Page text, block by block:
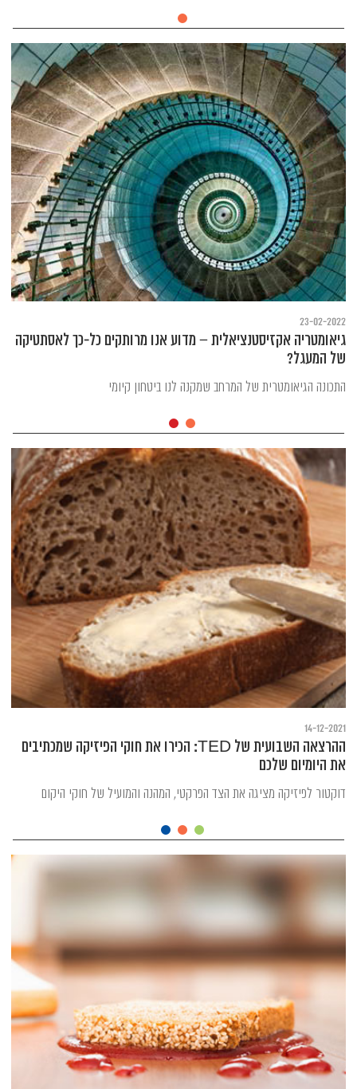
23-02-2022
גיאומטריה אקזיסטנציאלית – מדוע אנו מרותקים כל-כך לאסתטיקה
של המעגל?
התכונה הגיאומטרית של המרחב שמקנה לנו ביטחון קיומי
14-12-2021
ההרצאה השבועית של TED: הכירו את חוקי הפיזיקה שמכתיבים
את היומיום שלכם
דוקטור לפיזיקה מציגה את הצד הפרקטי, המהנה והמועיל של חוקי היקום